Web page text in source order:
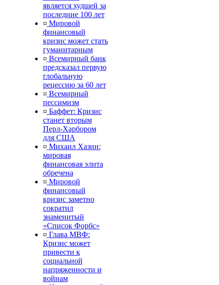
является худшей за
последние 100 лет
¤ Мировой
финансовый
кризис может стать
гуманитарным
¤ Всемирный банк
предсказал первую
глобальную
рецессию за 60 лет
¤ Всемирный
пессимизм
¤ Баффет: Кризис
станет вторым
Перл-Харбором
для США
¤ Михаил Хазин:
мировая
финансовая элита
обречена
¤ Мировой
финансовый
кризис заметно
сократил
знаменитый
«Список Форбс»
¤ Глава МВФ:
Кризис может
привести к
социальной
напряженности и
войнам